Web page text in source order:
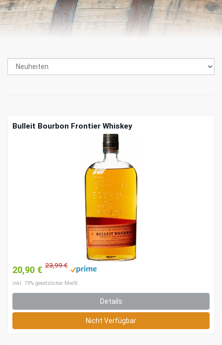
Bulleit Bourbon Frontier Whiskey
20,90 € 23,99 €
inkl. 19% gesetzlicher MwSt.
Details
Nicht Verfügbar